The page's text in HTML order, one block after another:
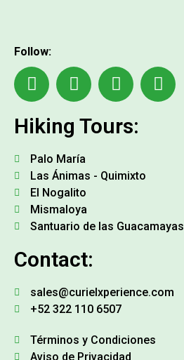
Follow:
Hiking Tours:
Palo María
Las Ánimas - Quimixto
El Nogalito
Mismaloya
Santuario de las Guacamayas
Contact:
sales@curielxperience.com
+52 322 110 6507
Términos y Condiciones
Aviso de Privacidad